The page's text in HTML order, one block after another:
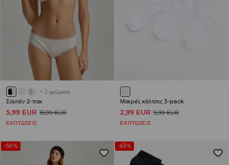
+ 2 χρώματα
Σουτιέν 2-πακ
5,99 EUR 15,99 EUR
ΕΚΠΤΩΣΕΙΣ
Μακριές κάλτσες 3-pack
2,99 EUR 9,99 EUR
ΕΚΠΤΩΣΕΙΣ
-50% -63%